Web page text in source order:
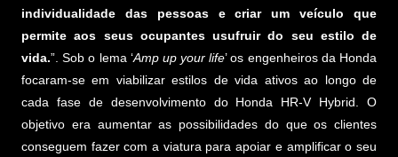
individualidade das pessoas e criar um veículo que
permite aos seus ocupantes usufruir do seu estilo de
vida.”. Sob o lema ‘Amp up your life’ os engenheiros da Honda
focaram-se em viabilizar estilos de vida ativos ao longo de
cada fase de desenvolvimento do Honda HR-V Hybrid. O
objetivo era aumentar as possibilidades do que os clientes
conseguem fazer com a viatura para apoiar e amplificar o seu